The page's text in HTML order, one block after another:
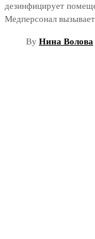
дезинфицирует
Медперсонал
By Нина Волова